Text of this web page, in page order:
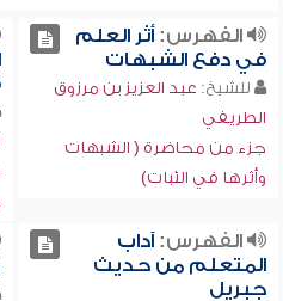
الفهرس:أثر العلم
في دفع الشبهات
للشيخ: عبد العزيز بن مرزوق
الطريفي
جزء من محاضرة ( الشبهات
وأثرها في الثبات)
الفهرس:آداب
المتعلم من حديث
جبريل